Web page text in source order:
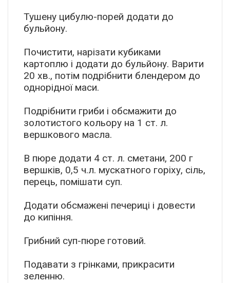
Тушену цибулю-порей додати до
бульйону.
Почистити, нарізати кубиками
картоплю і додати до бульйону. Варити
20 хв., потім подрібнити блендером до
однорідної маси.
Подрібнити гриби і обсмажити до
золотистого кольору на 1 ст. л.
вершкового масла.
В пюре додати 4 ст. л. сметани, 200 г
вершків, 0,5 ч.л. мускатного горіху, сіль,
перець, помішати суп.
Додати обсмажені печериці і довести
до кипіння.
Грибний суп-пюре готовий.
Подавати з грінками, прикрасити
зеленню.